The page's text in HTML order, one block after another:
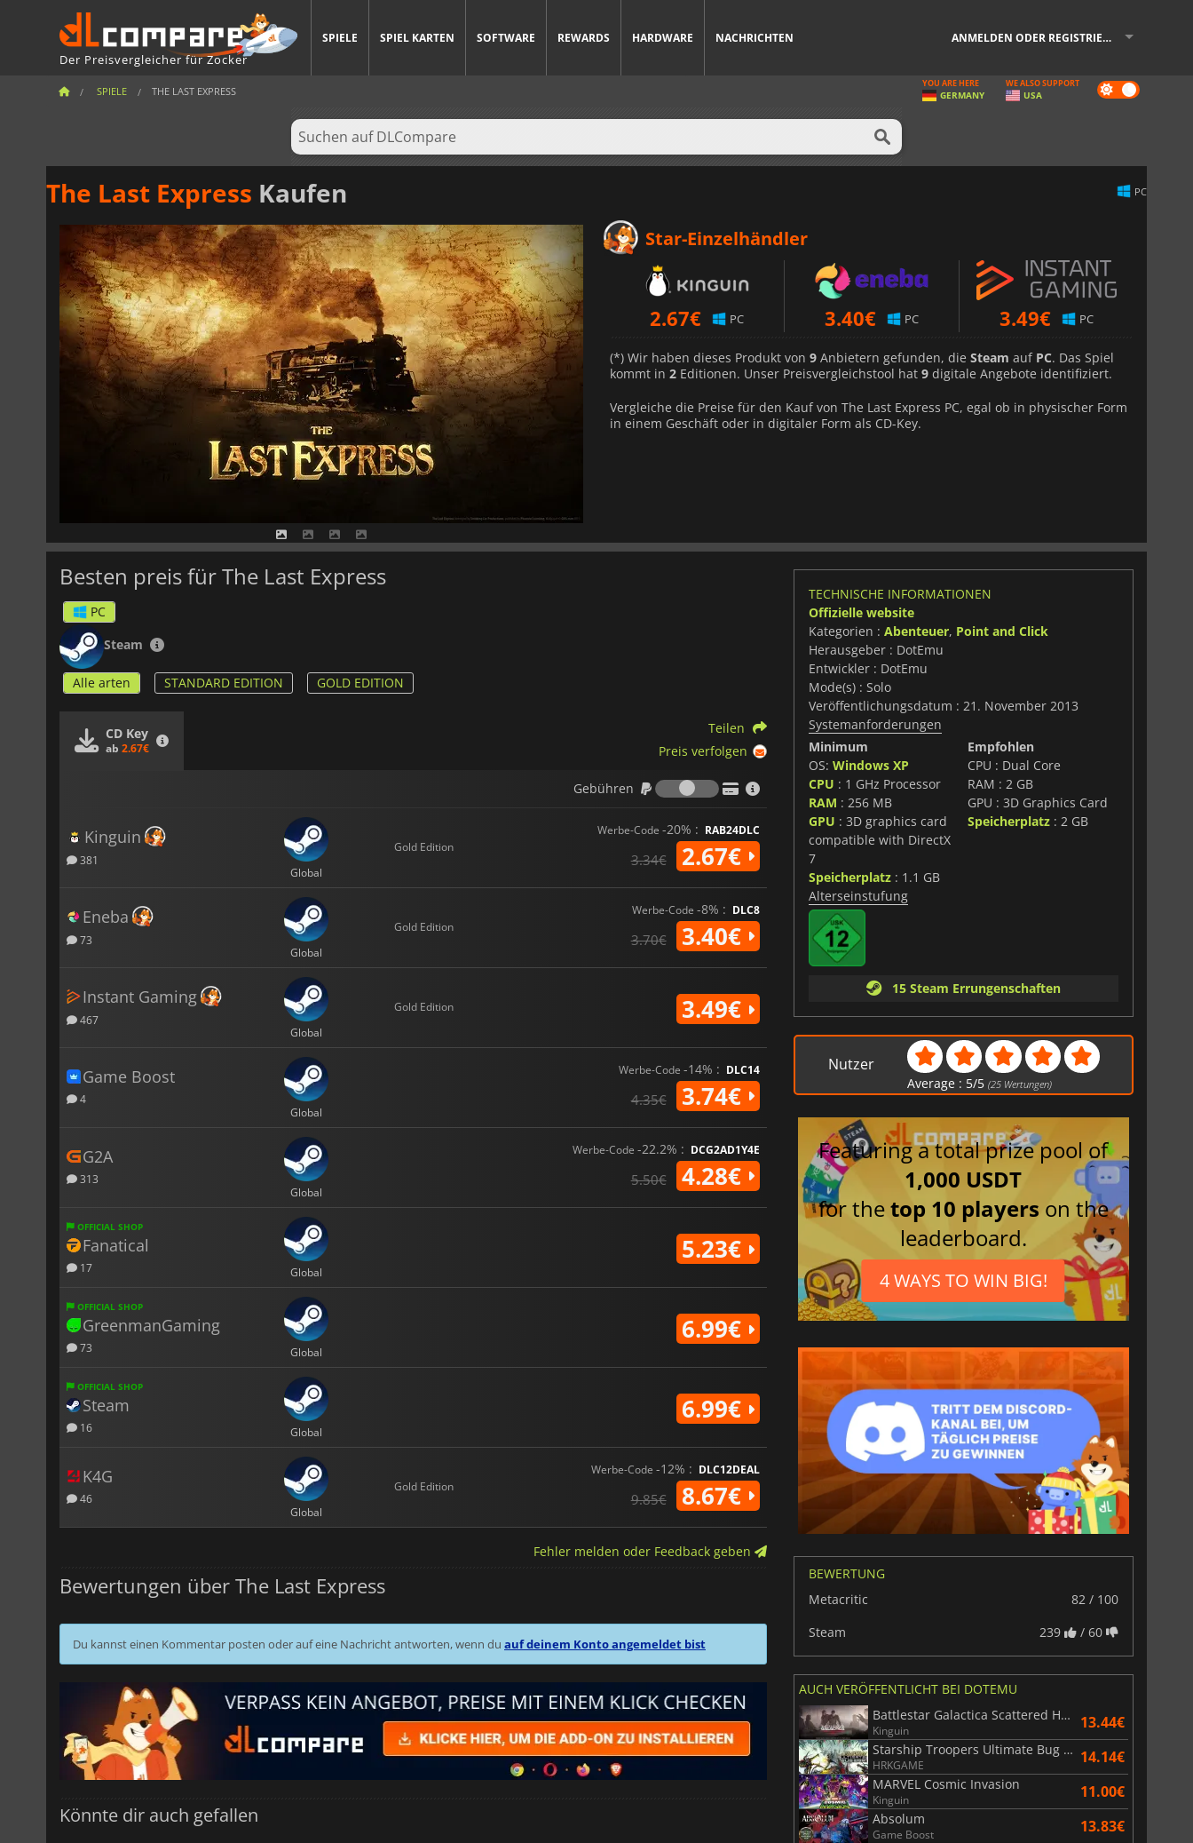
Der Preisvergleicher für Zocker
SPIELE SPIEL KARTEN SOFTWARE REWARDS HARDWARE NACHRICHTEN ANMELDEN ODER REGISTRIEREN
SPIELE THE LAST EXPRESS Dark
mode
YOU ARE HERE
GERMANY
WE ALSO SUPPORT
USA
The Last Express Kaufen PC
Star-Einzelhändler
2.67€ PC 3.40€ PC 3.49€ PC
(*) Wir haben dieses Produkt von 9 Anbietern gefunden, die Steam auf PC. Das Spiel
kommt in 2 Editionen. Unser Preisvergleichstool hat 9 digitale Angebote identifiziert.
Vergleiche die Preise für den Kauf von The Last Express PC, egal ob in physischer Form
in einem Geschäft oder in digitaler Form als CD-Key.
Besten preis für The Last Express
PC
Steam
Alle arten STANDARD EDITION GOLD EDITION
CD Key
ab 2.67€
Teilen
Preis verfolgen
Gebühren
Gebühren
Kinguin
381
Global
Gold Edition
Werbe-Code -20% : RAB24DLC
3.34€ 2.67€
Eneba
73
Global
Gold Edition
Werbe-Code -8% : DLC8
3.70€ 3.40€
Instant Gaming
467
Global
Gold Edition 3.49€
Game Boost
4
Global
Werbe-Code -14% : DLC14
4.35€ 3.74€
G2A
313
Global
Werbe-Code -22.2% : DCG2AD1Y4E
5.50€ 4.28€
OFFICIAL SHOP
Fanatical
17 Global
5.23€
OFFICIAL SHOP
GreenmanGaming
73 Global
6.99€
OFFICIAL SHOP
Steam
16 Global
6.99€
K4G
46
Global
Gold Edition
Werbe-Code -12% : DLC12DEAL
9.85€ 8.67€
Fehler melden oder Feedback geben
Bewertungen über The Last Express
Du kannst einen Kommentar posten oder auf eine Nachricht antworten, wenn du auf deinem Konto angemeldet bist
Könnte dir auch gefallen
TECHNISCHE INFORMATIONEN
Offizielle website
Kategorien : Abenteuer, Point and Click
Herausgeber : DotEmu
Entwickler : DotEmu
Mode(s) : Solo
Veröffentlichungsdatum : 21. November 2013
Systemanforderungen
Minimum
OS: Windows XP
CPU : 1 GHz Processor
RAM : 256 MB
GPU : 3D graphics card
compatible with DirectX
7
Speicherplatz: 1.1 GB
Empfohlen
CPU : Dual Core
RAM : 2 GB
GPU : 3D Graphics Card
Speicherplatz : 2 GB
Alterseinstufung
15 Steam Errungenschaften
Nutzer
Average : 5/5 (25 Wertungen)
Featuring a total prize pool of
1,000 USDT
for thetop 10 players on the
leaderboard.
4 WAYS TO WIN BIG!
BEWERTUNG
Metacritic
82 / 100
Steam
239 / 60
AUCH VERÖFFENTLICHT BEI DOTEMU
Battlestar Galactica Scattered Hopes
Kinguin 13.44€
Starship Troopers Ultimate Bug War!
HRKGAME 14.14€
MARVEL Cosmic Invasion
Kinguin 11.00€
Absolum
Game Boost 13.83€